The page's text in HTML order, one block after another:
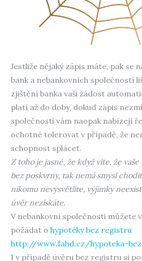
Jestliže nějaký zápis máte, pak se
bank a nebankovních společností
zjištění banka vaši žádost
platí až do doby, dokud zápis
společnosti vám naopak nabízejí
ochotné tolerovat v případě, že
schopnost splácet.
Z toho je jasné, že když víte, že
bez poskvrny, tak nemá smysl
nikomu nevysvětlíte, výjimky
úvěr nezískáte.
V nebankovní společnosti můžete
požádat ohypotéky bez registru
http://www.fahd.cz/hypoteka-
I v případě úvěru bez registru si